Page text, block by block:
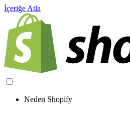
İçeriğe Atla
Neden Shopify